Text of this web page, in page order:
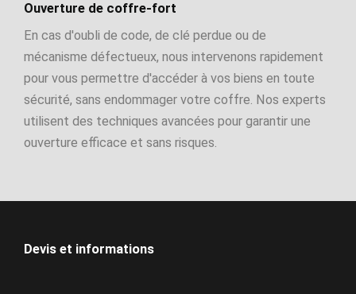
Ouverture de coffre-fort
En cas d'oubli de code, de clé perdue ou de
mécanisme défectueux, nous intervenons rapidement
pour vous permettre d'accéder à vos biens en toute
sécurité, sans endommager votre coffre. Nos experts
utilisent des techniques avancées pour garantir une
ouverture efficace et sans risques.
Devis et informations